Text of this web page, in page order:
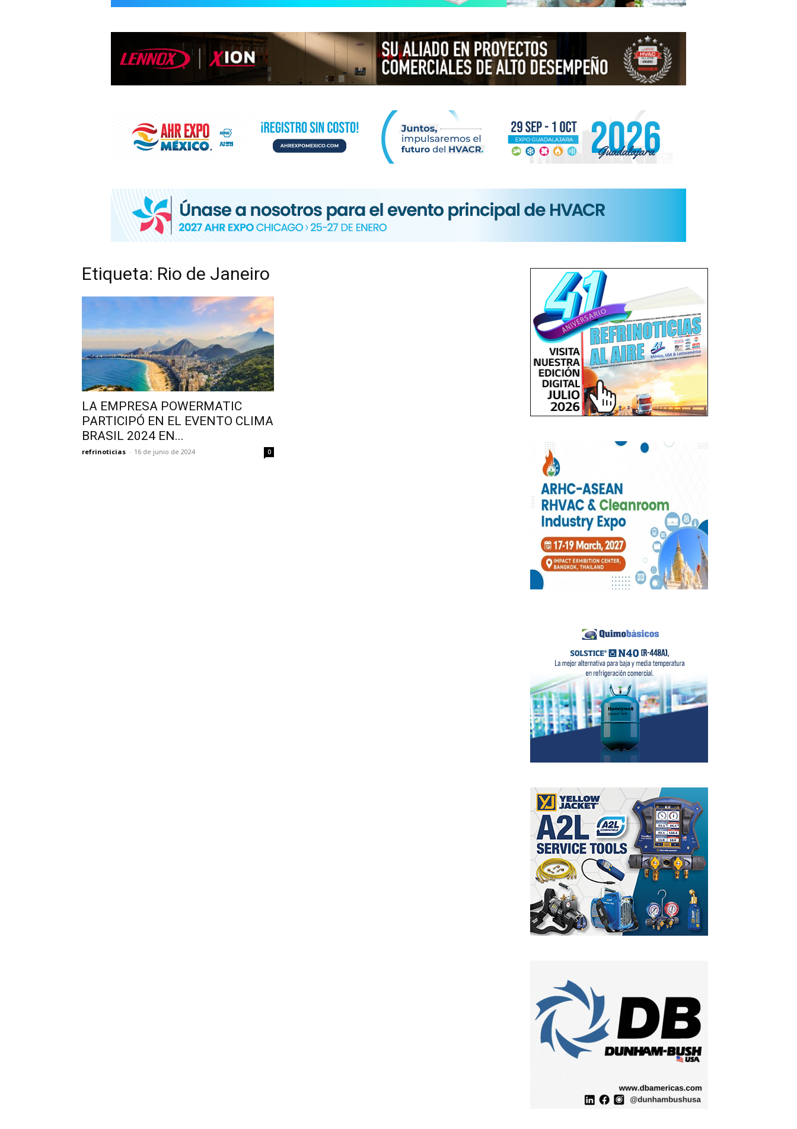
INFORMACIÓN
HVAC/R
DE
Etiqueta: Rio de Janeiro
LA EMPRESA POWERMATIC
PARTICIPÓ EN EL EVENTO CLIMA
BRASIL 2024 EN...
refrinoticias - 16 de junio de 2024 0